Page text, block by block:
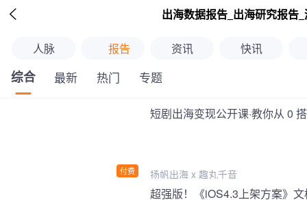
 出海数据报告_出海研究报告
人脉 报告 资讯 快讯
综合 最新 热门 专题
付费
短剧出海变现公开课·教你从 0
扬帆出海 x 趣丸千音